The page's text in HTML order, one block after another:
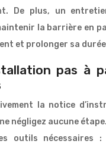
De plus, un
la barrière en
et prolonger sa durée
pas à
la notice
négligez aucune étape.
outils nécessaires :